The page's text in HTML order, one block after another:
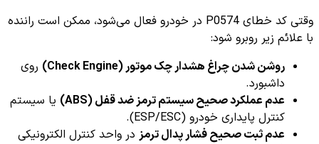
وقتی کد خطای P0574 در خودرو فعال می‌شود، ممکن است راننده
با علائم زیر روبرو شود:
روشن شدن چراغ هشدار چک موتور (Check Engine)
روی
داشبورد.
عدم عملکرد صحیح سیستم ترمز ضد قفل (ABS)
یا سیستم
کنترل پایداری خودرو (ESP/ESC).
عدم ثبت صحیح فشار پدال ترمز در واحد کنترل الکترونیکی